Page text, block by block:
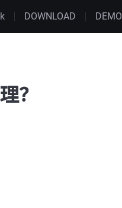
DOWNLOAD DEMO
？